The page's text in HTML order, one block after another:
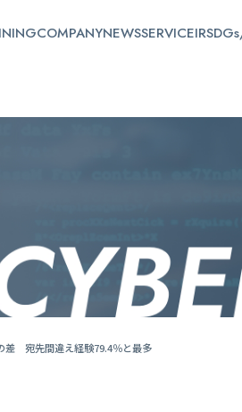
COMPANYNEWSSERVICEIR
差 宛先間違え経験79.4％と最多